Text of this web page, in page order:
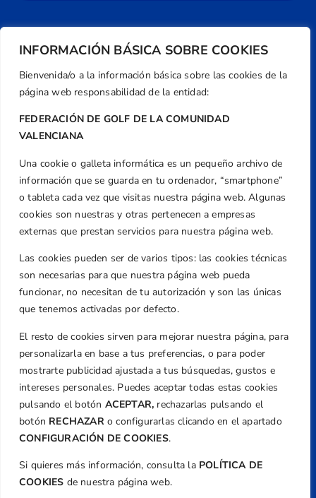
INFORMACIÓN BÁSICA SOBRE COOKIES
Bienvenida/o a la información básica sobre las cookies de la
página web responsabilidad de la entidad:
FEDERACIÓN DE GOLF DE LA COMUNIDAD
VALENCIANA
Una cookie o galleta informática es un pequeño archivo de
información que se guarda en tu ordenador, “smartphone”
o tableta cada vez que visitas nuestra página web. Algunas
cookies son nuestras y otras pertenecen a empresas
externas que prestan servicios para nuestra página web.
Las cookies pueden ser de varios tipos: las cookies técnicas
son necesarias para que nuestra página web pueda
funcionar, no necesitan de tu autorización y son las únicas
que tenemos activadas por defecto.
El resto de cookies sirven para mejorar nuestra página, para
personalizarla en base a tus preferencias, o para poder
mostrarte publicidad ajustada a tus búsquedas, gustos e
intereses personales. Puedes aceptar todas estas cookies
pulsando el botón ACEPTAR, rechazarlas pulsando el
botón RECHAZARo configurarlas clicando en el apartado
CONFIGURACIÓN DE COOKIES.
Si quieres más información, consulta la POLÍTICA DE
COOKIES de nuestra página web.
Dirección
Centre de L´Esport, Carrer d'Isaac Peral i
Caballero, Nº 5, Despachos 2 y 3, 46980,
Valencia
+34 961 367 799
Email
federacion@golfcv.com
Aviso Legal
Política de Privacidad
Transparencia
Normativa
Federación